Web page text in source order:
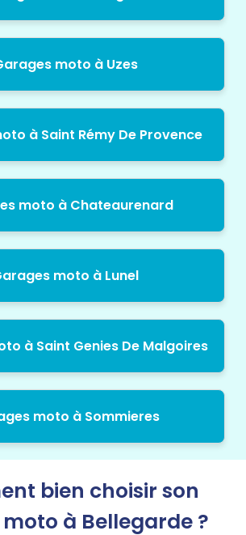
moto à Uzes
à Saint Rémy De Provence
moto à Chateaurenard
moto à Lunel
à Saint Genies De Malgoires
moto à Sommieres
bien choisir son
à Bellegarde ?